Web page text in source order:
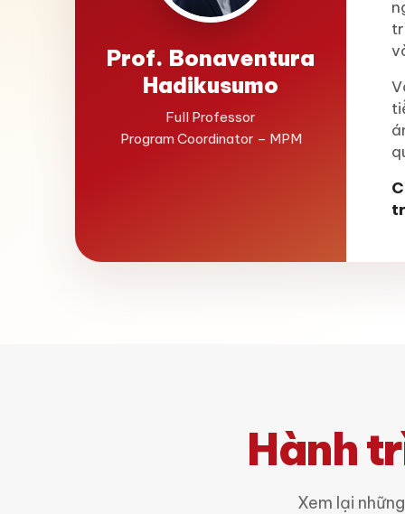
Prof. Bonaventura
Hadikusumo
Full Professor
Program Coordinator – MPM
Hành
Xem lại